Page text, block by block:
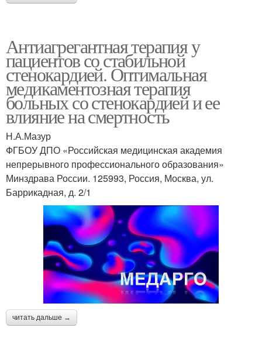
Антиагрегантная терапия у
пациентов со стабильной
стенокардией. Оптимальная
медикаментозная терапия
больных со стенокардией и ее
влияние на смертность
Н.А.Мазур
ФГБОУ ДПО «Российская медицинская академия
непрерывного профессионального образования»
Минздрава России. 125993, Россия, Москва, ул.
Баррикадная, д. 2/1
читать дальше →